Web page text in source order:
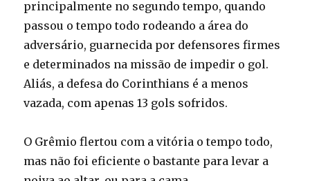
principalmente no segundo tempo, quando
passou o tempo todo rodeando a área do
adversário, guarnecida por defensores firmes
e determinados na missão de impedir o gol.
Aliás, a defesa do Corinthians é a menos
vazada, com apenas 13 gols sofridos.
O Grêmio flertou com a vitória o tempo todo,
mas não foi eficiente o bastante para levar a